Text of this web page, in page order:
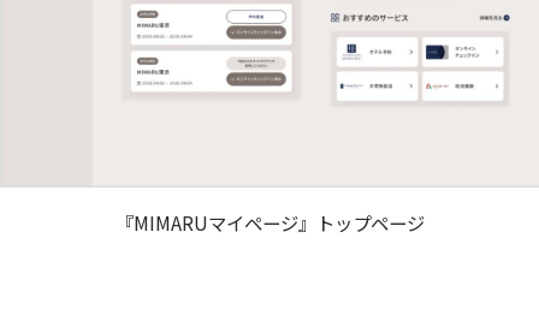
『MIMARUマイページ』トップページ